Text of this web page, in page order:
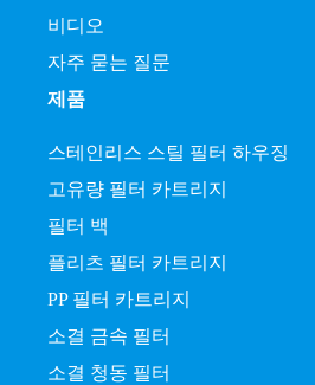
비디오
자주 묻는 질문
제품
스테인리스 스틸 필터 하우징
고유량 필터 카트리지
필터 백
플리츠 필터 카트리지
PP 필터 카트리지
소결 금속 필터
소결 청동 필터